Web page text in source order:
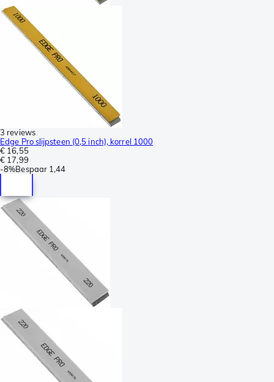
3 reviews
Edge Pro slijpsteen (0,5 inch), korrel 1000
€ 16,55
€ 17,99
-8%Bespaar 1,44